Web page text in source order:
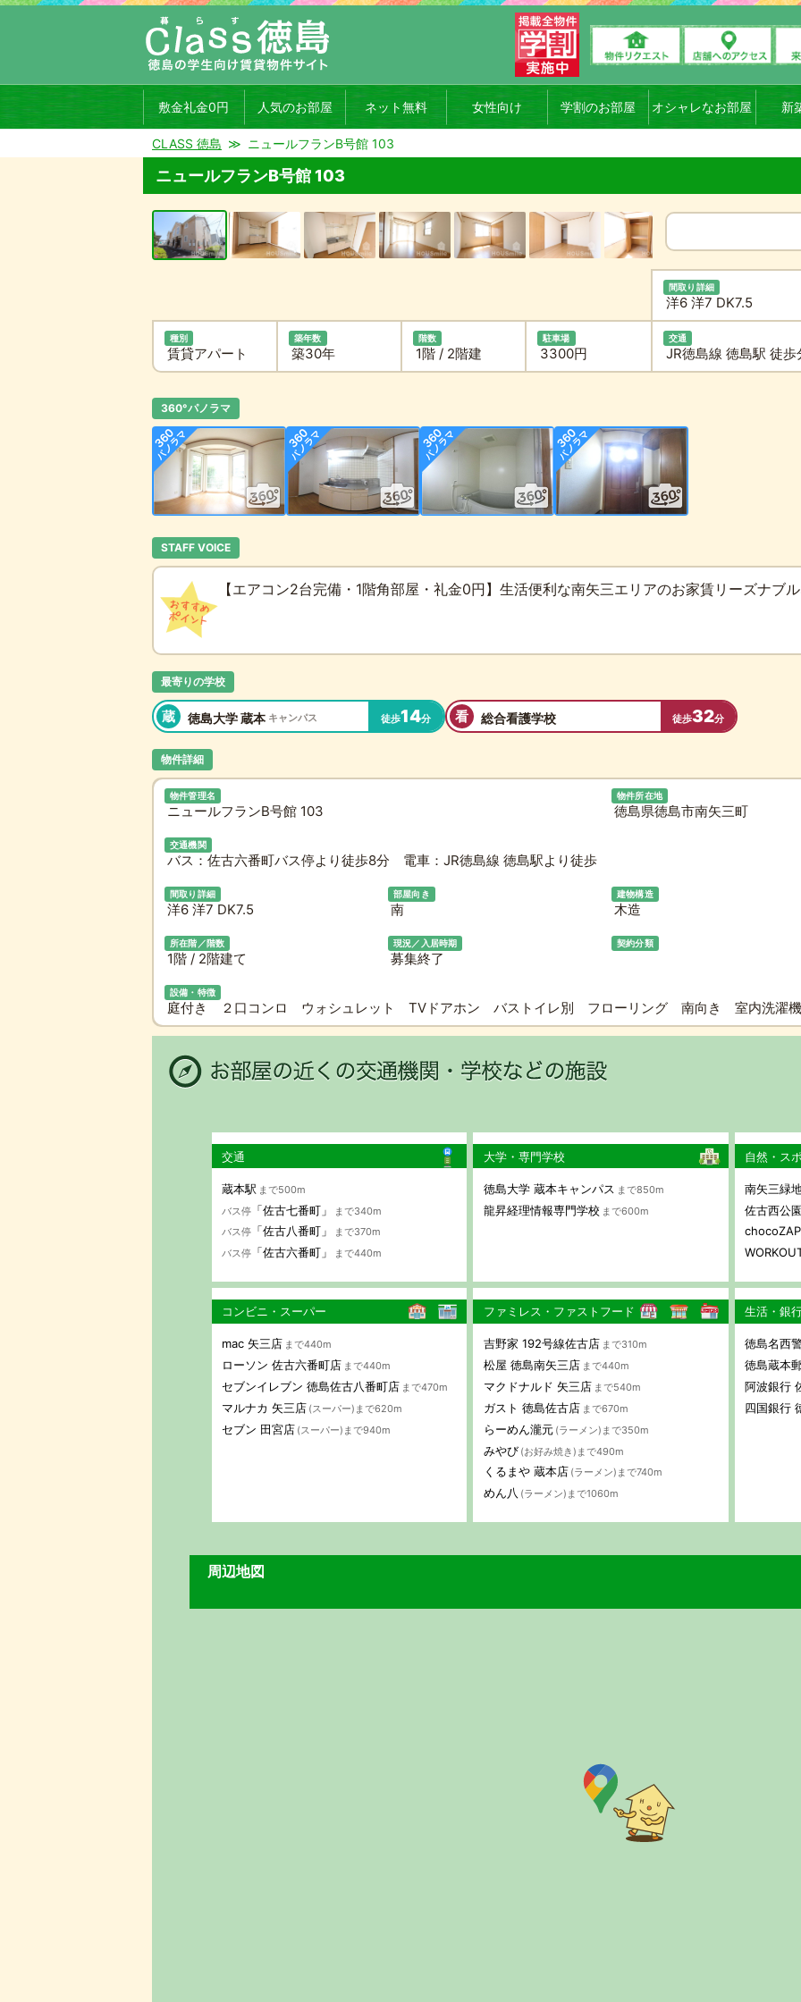
敷金礼金0円 人気のお部屋 ネット無料 女性向け 学割のお部屋 オシャレなお部屋 新
CLASS 徳島 ニュールフランB号館 103
ニュールフランB号館 103
間取り詳細
洋6 洋7 DK7.5
種別
賃貸アパート
築年数
築30年
階数
1階 / 2階建
駐車場
3300円
交通
JR徳島線 徳島駅 徒歩
360°パノラマ
STAFF VOICE
【エアコン2台完備・1階角部屋・礼金0円】生活便利な南矢三エリアのお家賃リーズナブル
最寄りの学校
蔵 徳島大学 蔵本 キャンパス 徒歩14分 看 総合看護学校 徒歩32分
物件詳細
物件管理名
ニュールフランB号館 103
物件所在地
徳島県徳島市南矢三町
交通機関
バス：佐古六番町バス停より徒歩8分 電車：JR徳島線 徳島駅より徒歩
間取り詳細
洋6 洋7 DK7.5
部屋向き
南
建物構造
木造
所在階／階数
1階 / 2階建て
現況／入居時期
募集終了
契約分類
設備・特徴
庭付き ２口コンロ ウォシュレット TVドアホン バストイレ別 フローリング 南向き 室内洗濯
交通
蔵本駅 まで500m
バス停 「佐古七番町」
まで340m
バス停 「佐古八番町」
まで370m
バス停 「佐古六番町」 まで440m
大学・専門学校
徳島大学 蔵本キャンパス まで850m
龍昇経理情報専門学校 まで600m
自然・ス
南矢三緑
佐古西公園
コンビニ・スーパー
mac 矢三店 まで440m
ローソン 佐古六番町店 まで440m
セブンイレブン 徳島佐古八番町店 まで470m
マルナカ 矢三店 (スーパー)まで620m
セブン 田宮店 (スーパー)まで940m
ファミレス・ファストフード
吉野家 192号線佐古店 まで310m
松屋 徳島南矢三店 まで440m
マクドナルド 矢三店 まで540m
ガスト 徳島佐古店 まで670m
らーめん瀧元 (ラーメン)まで350m
みやび (お好み焼き)まで490m
くるまや 蔵本店 (ラーメン)まで740m
めん八 (ラーメン)まで1060m
生活・銀
徳島名西
徳島蔵本
阿波銀行
四国銀行
周辺地図